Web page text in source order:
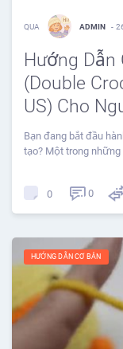
QUA ADMIN -
Hướng
(Double
US) Cho
Bạn đang bắt đầu
tạo? Một trong
0 0
HƯỚNG DẪN CƠ BẢN